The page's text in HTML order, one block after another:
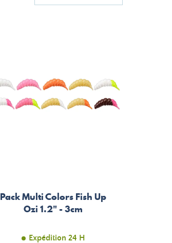
Pack Multi Colors Fish Up
Ozi 1.2" - 3cm
Expédition 24 H